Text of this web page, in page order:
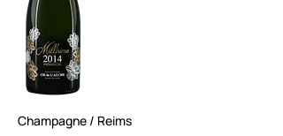
Champagne / Reims